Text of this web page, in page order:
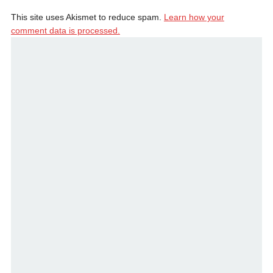
This site uses Akismet to reduce spam. Learn how your
comment data is processed.